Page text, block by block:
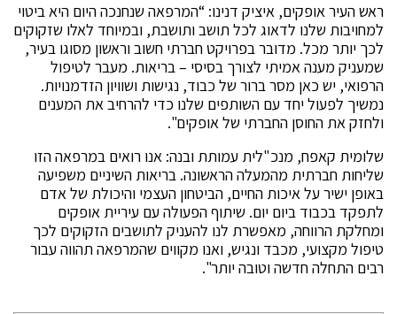
ראש העיר אופקים, איציק דנינו: “המרפאה שנחנכה היום היא ביטוי
למחויבות שלנו לדאוג לכל תושב ותושבת, ובמיוחד לאלו שזקוקים
לכך יותר מכל. מדובר בפרויקט חברתי חשוב וראשון מסוגו בעיר,
שמעניק מענה אמיתי לצורך בסיסי – בריאות. מעבר לטיפול
הרפואי, יש כאן מסר ברור של כבוד, נגישות ושוויון הזדמנויות.
נמשיך לפעול יחד עם השותפים שלנו כדי להרחיב את המענים
ולחזק את החוסן החברתי של אופקים".
שלומית קאפח, מנכ"לית עמותת ובנה: אנו רואים במרפאה הזו
שליחות חברתית מהמעלה הראשונה. בריאות השיניים משפיעה
באופן ישיר על איכות החיים, הביטחון העצמי והיכולת של אדם
לתפקד בכבוד ביום יום. שיתוף הפעולה עם עיריית אופקים
ומחלקת הרווחה, מאפשרת לנו להעניק לתושבים הזקוקים לכך
טיפול מקצועי, מכבד ונגיש, ואנו מקווים שהמרפאה תהווה עבור
רבים התחלה חדשה וטובה יותר".